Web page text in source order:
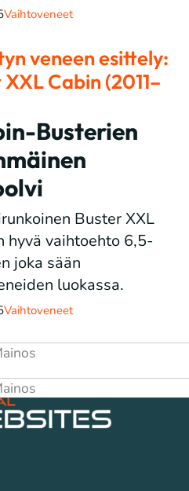
Vaihtoveneet
veneen esittely:
Cabin (2011–
Busterien
Buster XXL
hyvä vaihtoehto 6,5-
joka sään
luokassa.
Vaihtoveneet